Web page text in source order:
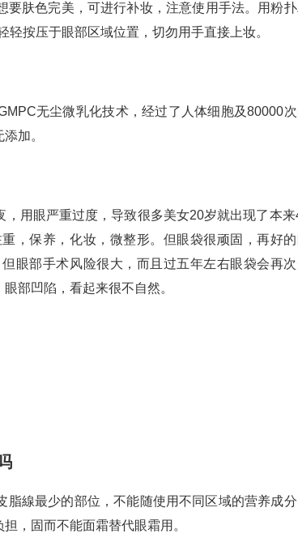
肤色完美，可进行补妆，注意使用手法。用粉
按压于眼部区域位置，切勿用手直接上妆。
无尘微乳化技术，经过了人体细胞及80000
加。
用眼严重过度，导致很多美女20岁就出现了本来
，保养，化妆，微整形。但眼袋很顽固，再好
眼部手术风险很大，而且过五年左右眼袋会再
部凹陷，看起来很不自然。
線最少的部位，不能随使用不同区域的营养成分
，固而不能面霜替代眼霜用。